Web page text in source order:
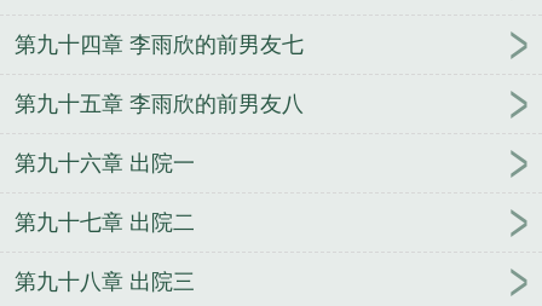
第九十四章 李雨欣的前男友七
第九十五章 李雨欣的前男友八
第九十六章 出院一
第九十七章 出院二
第九十八章 出院三